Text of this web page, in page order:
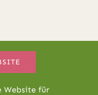
Website für